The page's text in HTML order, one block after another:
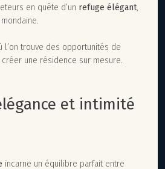
en quête d’un refuge élégant,
l’on trouve des opportunités de
une résidence sur mesure.
et intimité
incarne un équilibre parfait entre